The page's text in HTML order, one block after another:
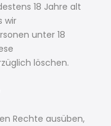
18 Jahre alt
wir
unter 18
löschen.
Rechte ausüben,